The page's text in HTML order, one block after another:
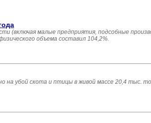
(включая малые предприятия, подсобные
объема составил 104,2%.
на убой скота и птицы в живой массе 20,4 тыс.